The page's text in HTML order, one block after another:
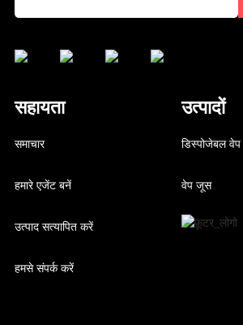
सहायता
समाचार
हमारे एजेंट बनें
उत्पाद सत्यापित करें
हमसे संपर्क करें
उत्पादों
डिस्पोजेबल वेप
वेप जूस